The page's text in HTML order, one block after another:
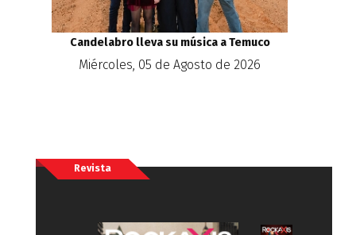
Candelabro lleva su música a Temuco
Miércoles, 05 de Agosto de 2026
Revista